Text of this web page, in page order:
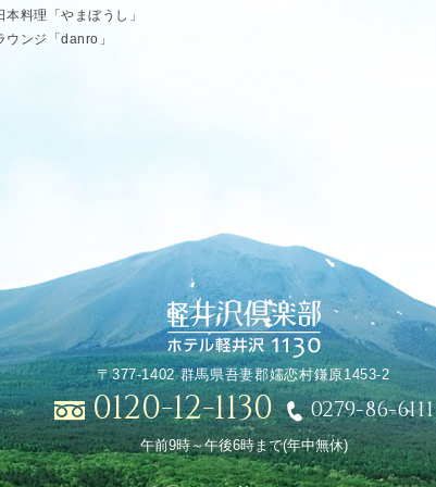
本料理「やまぼうし」
ウンジ「danro」
〒377-1402 群馬県吾妻郡嬬恋村鎌原1453-2
0120-12-1130 0279-86-6111
午前9時～午後6時まで(年中無休)